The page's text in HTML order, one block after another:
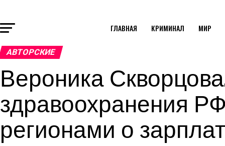
ГЛАВНАЯ КРИМИНАЛ МИР
АВТОРСКИЕ
Вероника
здравоохранения
регионами о